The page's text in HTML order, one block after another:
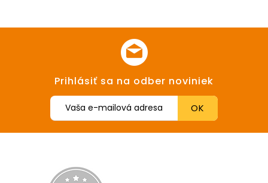
Prihlásiť sa na odber noviniek